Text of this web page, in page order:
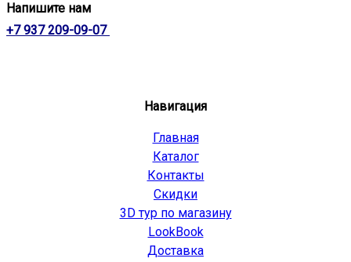
Напишите нам
+7 937 209-09-07
Навигация
Главная
Каталог
Контакты
Скидки
3D тур по магазину
LookBook
Доставка